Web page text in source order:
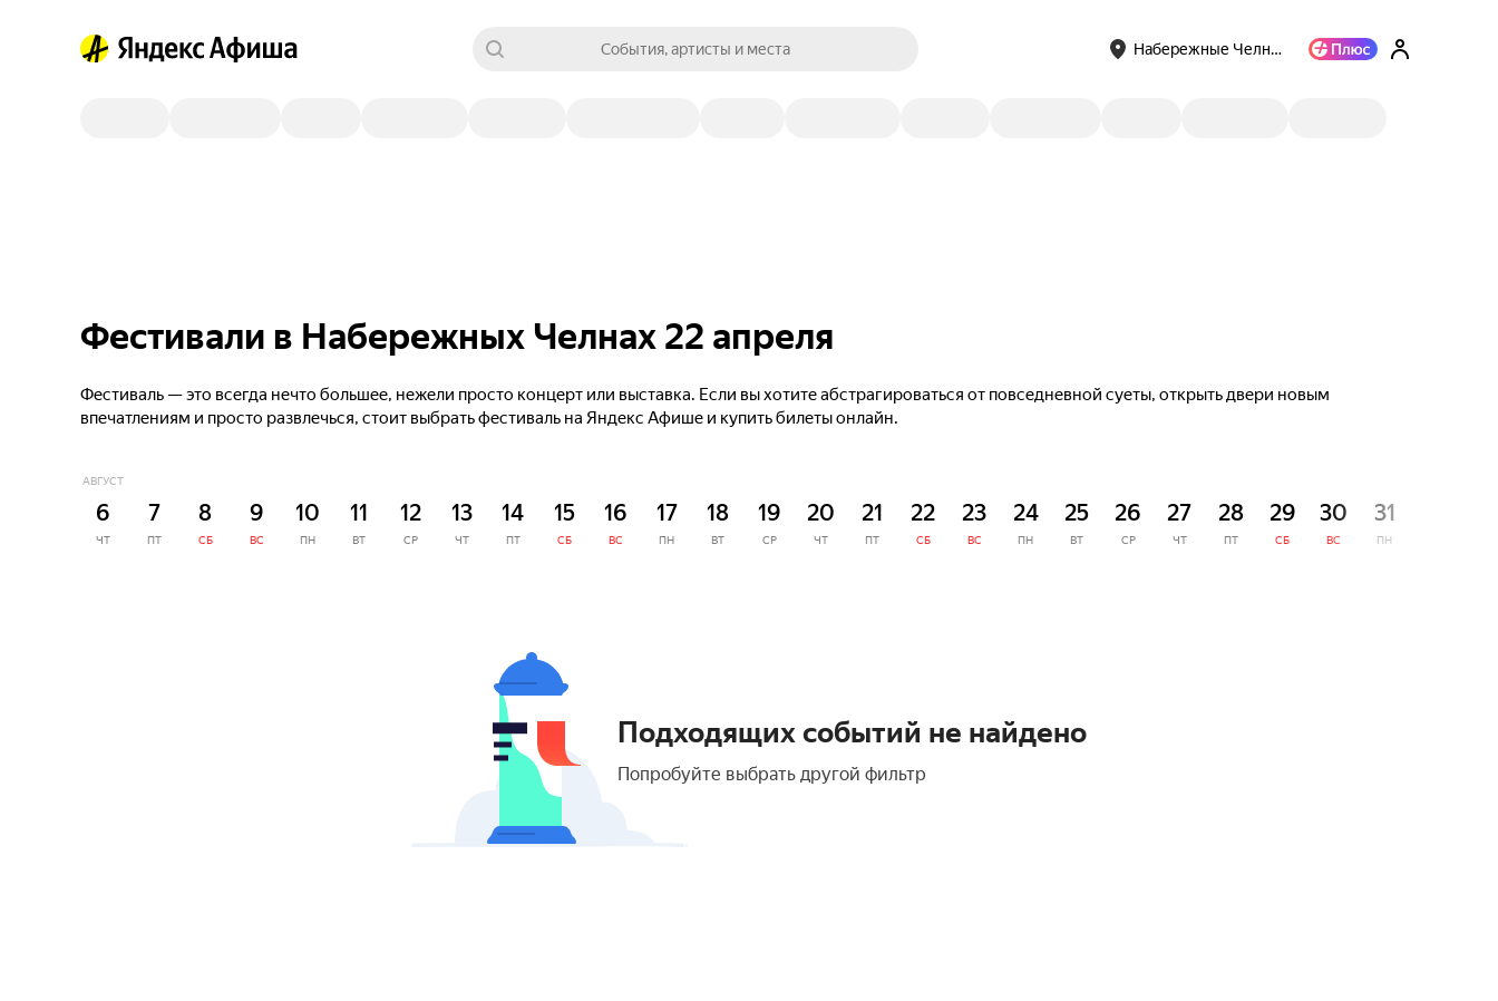
События, артисты и места Набережные Челн…
Фестивали в Набережных Челнах 22 апреля
Фестиваль — это всегда нечто большее, нежели просто концерт или выставка. Если вы хотите абстрагироваться от повседневной суеты, открыть двери новым
впечатлениям и просто развлечься, стоит выбрать фестиваль на Яндекс Афише и купить билеты онлайн.
АВГУСТ
6
ЧТ
7
ПТ
8
СБ
9
ВС
10
ПН
11
ВТ
12
СР
13
ЧТ
14
ПТ
15
СБ
16
ВС
17
ПН
18
ВТ
19
СР
20
ЧТ
21
ПТ
22
СБ
23
ВС
24
ПН
25
ВТ
26
СР
27
ЧТ
28
ПТ
29
СБ
30
ВС
31
ПН
Подходящих событий не найдено
Попробуйте выбрать другой фильтр